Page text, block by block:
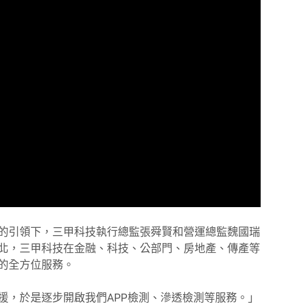
引領下，三甲科技執行總監張舜賢和營運總監魏國瑞
，三甲科技在金融、科技、公部門、房地產、傳產等
全方位服務。
，於是逐步開啟我們APP檢測、滲透檢測等服務。」